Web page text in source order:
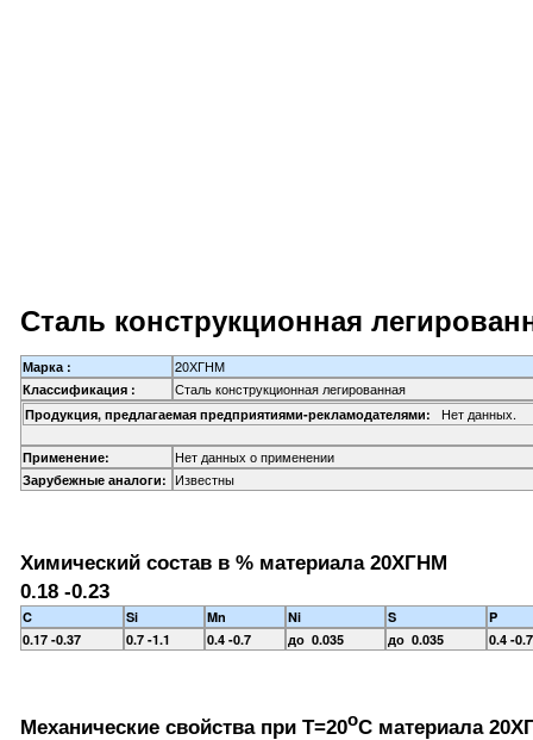
Сталь конструкционная
Марка : 20ХГНМ
Классификация : Сталь конструкционная легированная
Продукция, предлагаемая предприятиями-рекламодателями: Нет данных.
Применение: Нет данных о применении
Зарубежные аналоги: Известны
Химический состав в % материала 20ХГНМ
0.18 -0.23
C Si Mn Ni S
P
0.17 -0.37
0.7 -1.1 0.4 -0.7 до 0.035 до 0.035 0.4 -0.7
Механические свойства при Т=20oС материала